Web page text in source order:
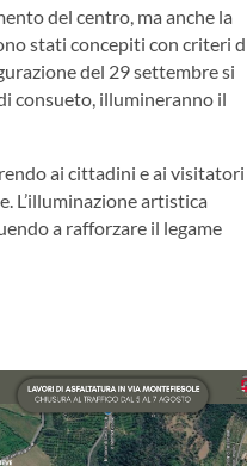
del centro, ma anche la
stati concepiti con criteri
del 29 settembre si
consueto, illumineranno il
ai cittadini e ai visitatori
L’illuminazione artistica
a rafforzare il legame